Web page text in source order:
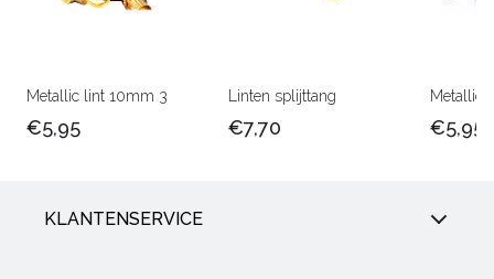
Metallic lint 10mm 3
€5,95
Linten splijttang
€7,70
Metallic
€5,95
KLANTENSERVICE